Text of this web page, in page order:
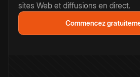
sites Web et diffusions en direct.
Commencez